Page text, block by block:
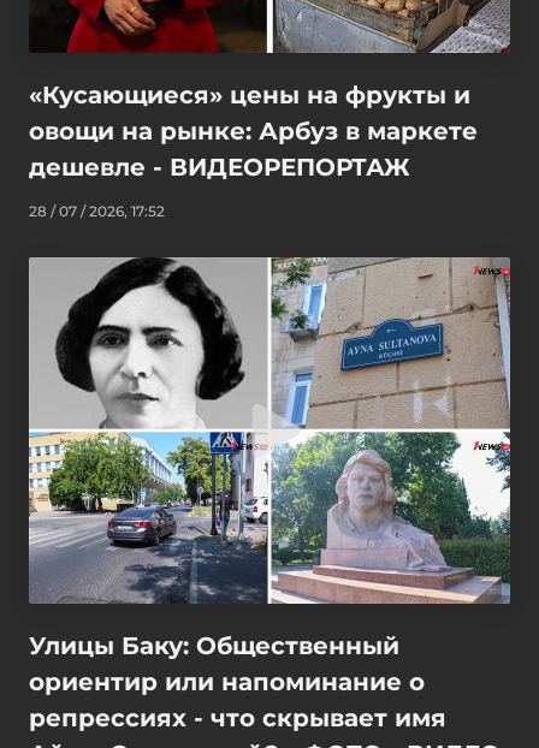
«Кусающиеся» цены на фрукты и
овощи на рынке: Арбуз в маркете
дешевле - ВИДЕОРЕПОРТАЖ
28 / 07 / 2026, 17:52
Улицы Баку: Общественный
ориентир или напоминание о
репрессиях - что скрывает имя